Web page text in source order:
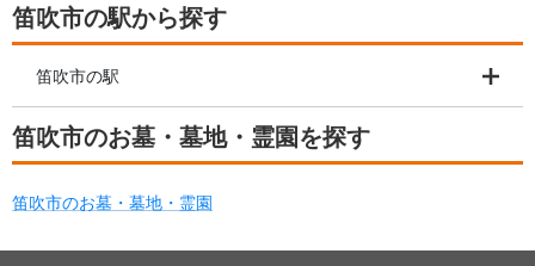
笛吹市の駅から探す
笛吹市の駅
笛吹市のお墓・墓地・霊園を探す
笛吹市のお墓・墓地・霊園